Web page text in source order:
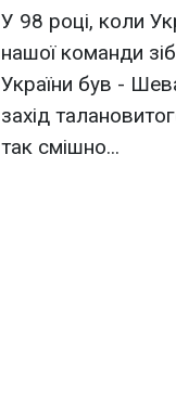
У 98 році, коли
нашої команди
України був -
захід
так смішно...